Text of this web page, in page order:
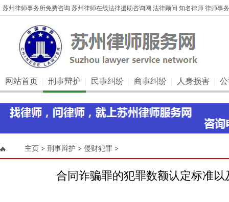
苏州律师事务所免费咨询 苏州律师在线法律援助咨询网 法律顾问 知名律师 律师事
网站首页 刑事辩护 民事纠纷 商事纠纷 人身损害
主页 > 刑事辩护 > 侵财犯罪 >
合同诈骗罪的犯罪数额认定标准以